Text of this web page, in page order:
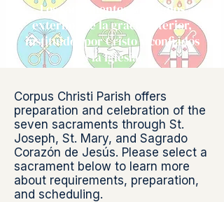
Los sacramentos son signos
externos de la gracia interior,
instituidos por Cristo y confiados
a la Iglesia.
Corpus Christi Parish offers
preparation and celebration of the
seven sacraments through St.
Joseph, St. Mary, and Sagrado
Corazón de Jesús. Please select a
sacrament below to learn more
about requirements, preparation,
and scheduling.